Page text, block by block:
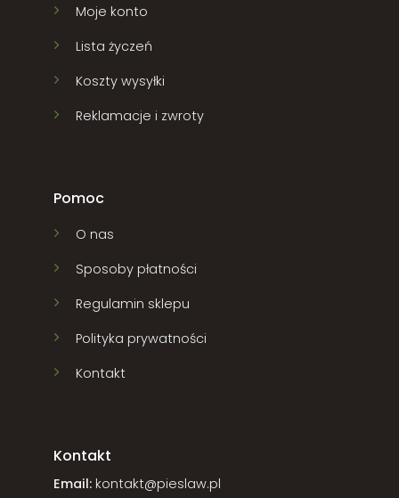
Moje konto
Lista życzeń
Koszty wysyłki
Reklamacje i zwroty
Pomoc
O nas
Sposoby płatności
Regulamin sklepu
Polityka prywatności
Kontakt
Kontakt
Email: kontakt@pieslaw.pl